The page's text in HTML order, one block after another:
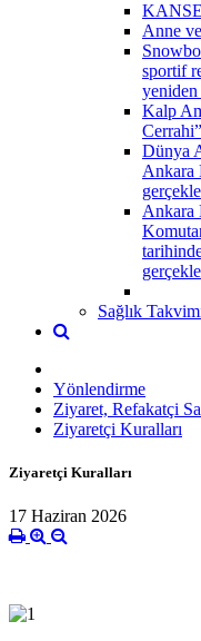
Anne
sportif
yeniden
Kalp
Cerrahi”
Dünya
Ankara
Ankara
Sağlık
Yönlendirme
Ziyaret, Refakatçi
Ziyaretçi Kuralları
Ziyaretçi Kuralları
17 Haziran 2026